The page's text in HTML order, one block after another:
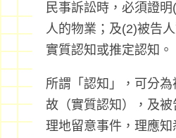
民事訴訟時，必須證
人的物業；及(2)被告
實質認知或推定認知。
所謂「認知」，可分
故（實質認知），及
理地留意事件，理應